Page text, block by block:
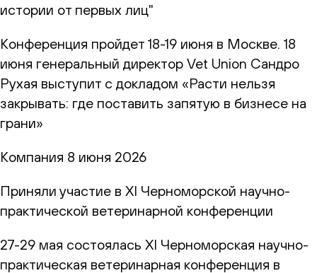
истории от первых лиц"
Конференция пройдет 18-19 июня в Москве. 18
июня генеральный директор Vet Union Сандро
Рухая выступит с докладом «Расти нельзя
закрывать: где поставить запятую в бизнесе на
грани»
Компания 8 июня 2026
Приняли участие в XI Черноморской научно-
практической ветеринарной конференции
27-29 мая состоялась XI Черноморская научно-
практическая ветеринарная конференция в